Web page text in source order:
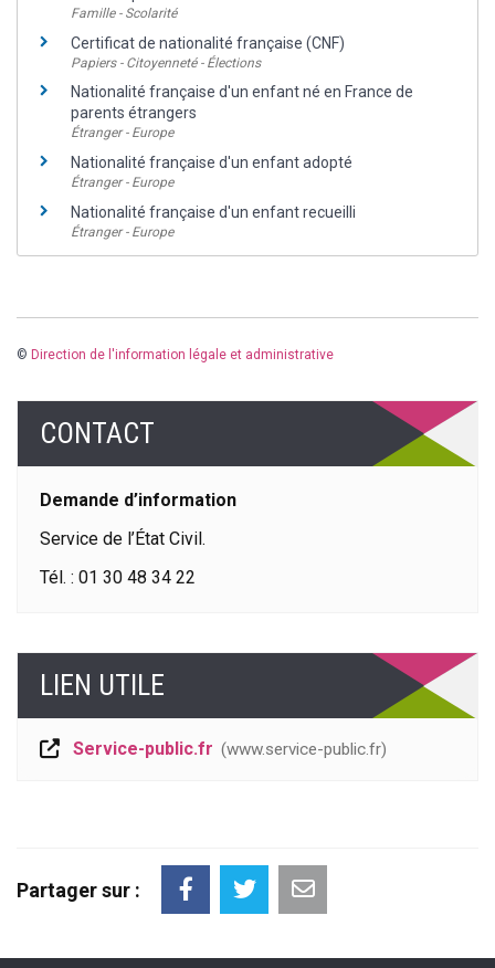
Famille - Scolarité
Certificat de nationalité française (CNF)
Papiers - Citoyenneté - Élections
Nationalité française d'un enfant né en France de
parents étrangers
Étranger - Europe
Nationalité française d'un enfant adopté
Étranger - Europe
Nationalité française d'un enfant recueilli
Étranger - Europe
© Direction de l'information légale et administrative
CONTACT
Demande d’information
Service de l’État Civil.
Tél. : 01 30 48 34 22
LIEN UTILE
Service-public.fr www.service-public.fr
Partager sur :